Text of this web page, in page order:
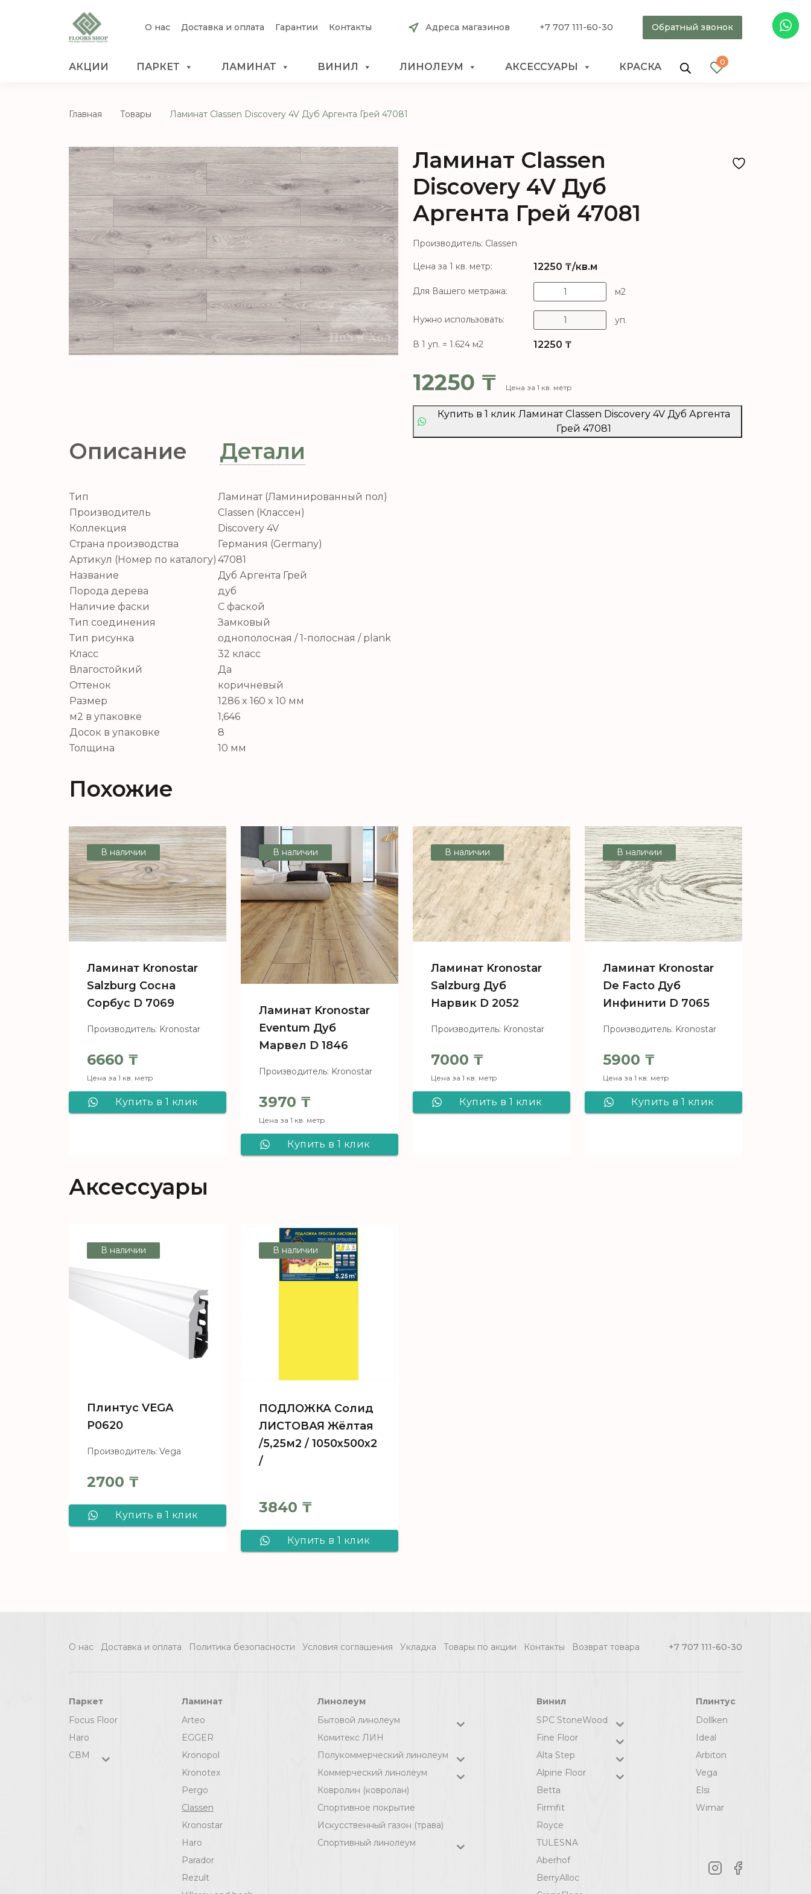
О нас Доставка и оплата Гарантии Контакты Адреса магазинов +7 707 111-60-30 Обратный звонок
АКЦИИ ПАРКЕТ ЛАМИНАТ ВИНИЛ ЛИНОЛЕУМ АКСЕССУАРЫ КРАСКА 0
Главная Товары Ламинат Classen Discovery 4V Дуб Аргента Грей 47081
Ламинат Classen
Discovery 4V Дуб
Аргента Грей 47081
Производитель: Classen
Цена за 1 кв. метр: 12250 ₸/кв.м
Для Вашего метража: м2
Нужно использовать: уп.
В 1 уп. = 1.624 м2 12250 ₸
12250 ₸ Цена за 1 кв. метр
Купить в 1 клик Ламинат Classen Discovery 4V Дуб Аргента
Грей 47081
Описание Детали
Тип
Ламинат (Ламинированный пол)
Производитель
Classen (Классен)
Коллекция
Discovery 4V
Страна производства
Германия (Germany)
Артикул (Номер по каталогу) 47081
Название
Дуб Аргента Грей
Порода дерева
дуб
Наличие фаски
С фаской
Тип соединения
Замковый
Тип рисунка
однополосная / 1-полосная / plank
Класс
32 класс
Влагостойкий
Да
Оттенок
коричневый
Размер
1286 x 160 x 10 мм
м2 в упаковке
1,646
Досок в упаковке
8
Толщина
10 мм
Похожие
В наличии
Ламинат Kronostar
Salzburg Сосна
Сорбус D 7069
Производитель: Kronostar
6660 ₸
Цена за 1 кв. метр
Купить в 1 клик
В наличии
Ламинат Kronostar
Eventum Дуб
Марвел D 1846
Производитель: Kronostar
3970 ₸
Цена за 1 кв. метр
Купить в 1 клик
В наличии
Ламинат Kronostar
Salzburg Дуб
Нарвик D 2052
Производитель: Kronostar
7000 ₸
Цена за 1 кв. метр
Купить в 1 клик
В наличии
Ламинат Kronostar
De Facto Дуб
Инфинити D 7065
Производитель: Kronostar
5900 ₸
Цена за 1 кв. метр
Купить в 1 клик
Аксессуары
В наличии
Плинтус VEGA
Р0620
Производитель: Vega
2700 ₸
Купить в 1 клик
В наличии
ПОДЛОЖКА Солид
ЛИСТОВАЯ Жёлтая
/5,25м2 / 1050х500х2
/
3840 ₸
Купить в 1 клик
О нас Доставка и оплата Политика безопасности Условия соглашения Укладка Товары по акции Контакты Возврат товара +7 707 111-60-30
Паркет
Focus Floor
Haro
СВМ
Ламинат
Arteo
EGGER
Kronopol
Kronotex
Pergo
Classen
Kronostar
Haro
Parador
Rezult
Линолеум
Бытовой линолеум
Комитекс ЛИН
Полукоммерческий линолеум
Коммерческий линолеум
Ковролин (ковролан)
Спортивное покрытие
Искусственный газон (трава)
Спортивный линолеум
Винил
SPC StoneWood
Fine Floor
Alta Step
Alpine Floor
Betta
Firmfit
Royce
TULESNA
Aberhof
BerryAlloc
Плинтус
Dollken
Ideal
Arbiton
Vega
Elsi
Wimar